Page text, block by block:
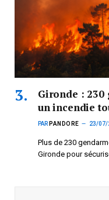
Gironde : 230
un incendie
PAR PANDORE 23/07/
Plus de 230
Gironde pour